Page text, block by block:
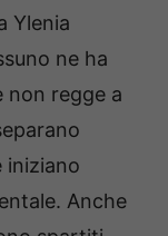
Ylenia
ne ha
non regge a
iniziano
Anche